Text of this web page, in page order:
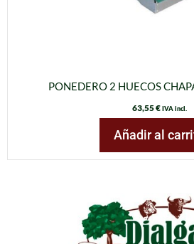
PONEDERO 2 HUECOS
63,55€ IVA incl.
Añadir al